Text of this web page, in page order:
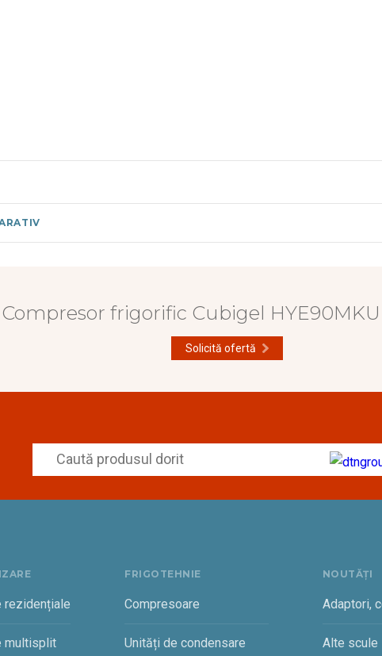
Compresor frigorific Cubigel
Solicită ofertă
rezidențiale
multisplit
FRIGOTEHNIE
Compresoare
Unități de condensare
NOUTĂȚI
Adaptori,
Alte scule